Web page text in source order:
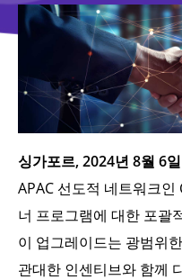
싱가포르, 2024년 8월 6일
APAC 선도적 네트워크
너 프로그램에 대한 포괄
이 업그레이드는 광범위
관대한 인센티브와 함께